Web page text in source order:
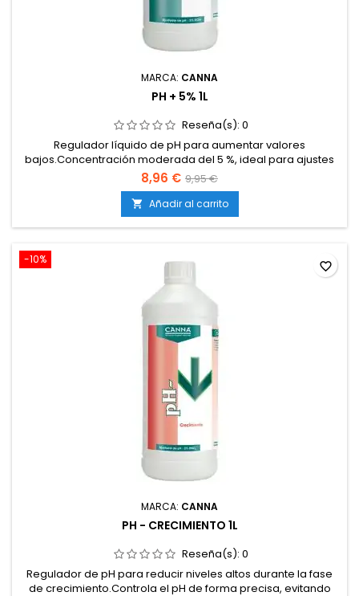
MARCA: CANNA
PH + 5% 1L
Reseña(s): 0
Regulador líquido de pH para aumentar valores
bajos.Concentración moderada del 5 %, ideal para ajustes
suaves y controlados.Compatible con cultivos en tierra, coco
e hidroponía.Evita bloqueos y deficiencias causadas por pH
demasiado bajo.Mantiene el rango de absorción óptimo de
nutrientes.Fácil de dosificar y apto tanto para principiantes...
8,96 € 9,95 €
 Añadir al carrito
-10%
MARCA: CANNA
PH - CRECIMIENTO 1L
Reseña(s): 0
Regulador de pH para reducir niveles altos durante la fase
de crecimiento.Controla el pH de forma precisa, evitando
favorite_border